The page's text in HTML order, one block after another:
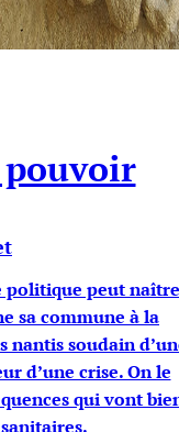
pouvoir
politique peut naître
sa commune à la
nantis soudain
d’une crise. On le
qui vont